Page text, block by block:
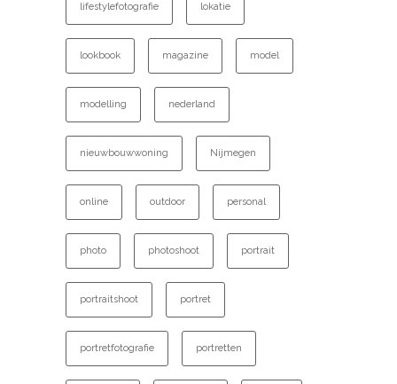
lifestylefotografie lokatie
lookbook magazine model
modelling nederland
nieuwbouwwoning Nijmegen
online outdoor personal
photo photoshoot portrait
portraitshoot portret
portretfotografie portretten